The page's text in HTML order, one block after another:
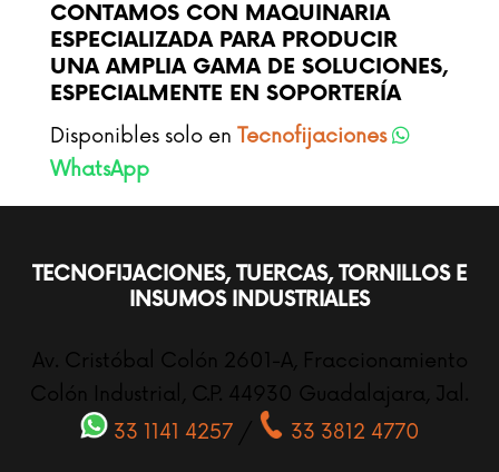
CONTAMOS CON MAQUINARIA
ESPECIALIZADAPARA PRODUCIR
UNA AMPLIA GAMA DE SOLUCIONES,
ESPECIALMENTE EN SOPORTERÍA
Disponibles solo en Tecnofijaciones
WhatsApp
TECNOFIJACIONES, TUERCAS, TORNILLOS E
INSUMOS INDUSTRIALES
Av. Cristóbal Colón 2601-A, Fraccionamiento
Colón Industrial, C.P. 44930 Guadalajara, Jal.
33 1141 4257/ 33 3812 4770